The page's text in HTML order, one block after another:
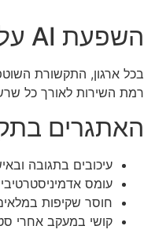
השפעת AI על תהליכי התקשורת עם ספקים
רמת השירות לאורך כל
האתגרים
עיכובים בתגובה
עומס אדמיניסטרטיבי
חוסר שקיפות
קושי במעקב אחרי